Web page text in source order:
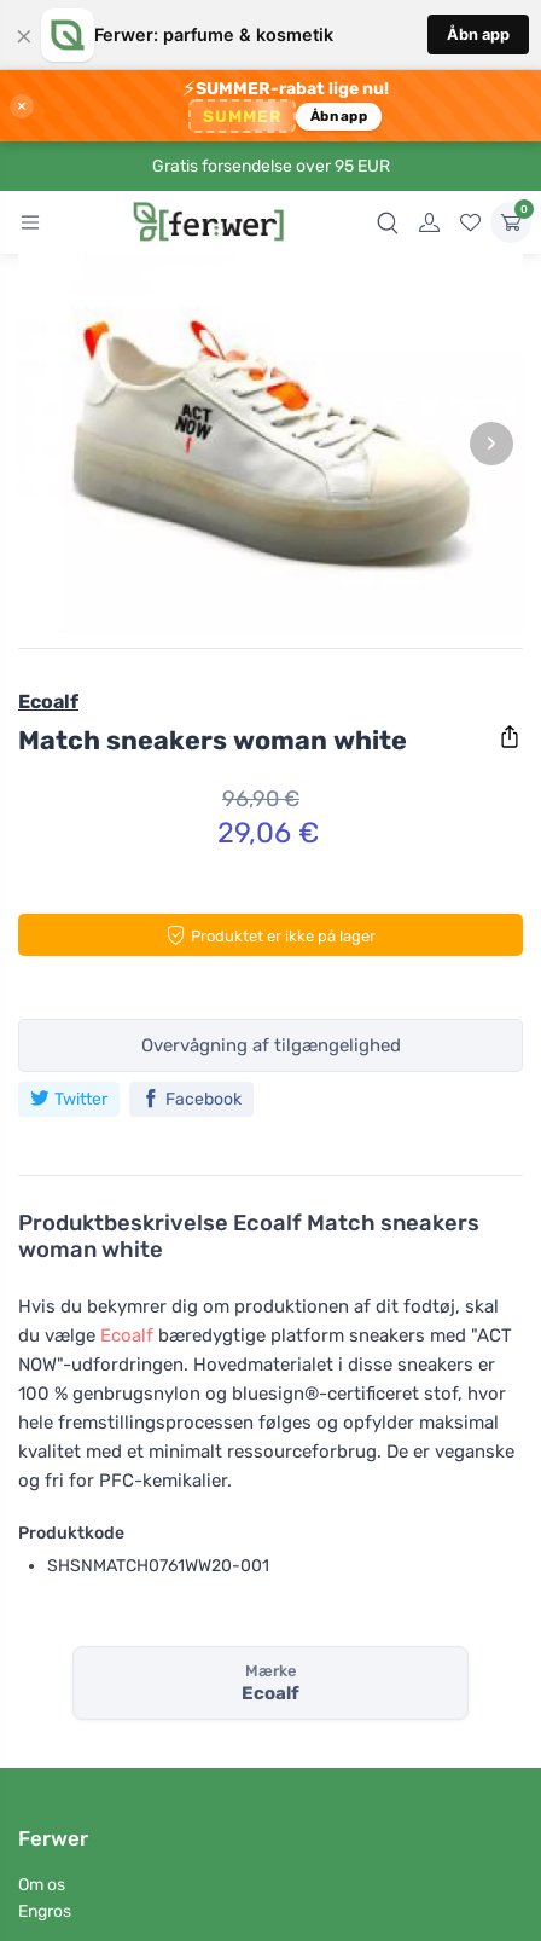
× Ferwer: parfume & kosmetik Åbn app
×
⚡SUMMER-rabat lige nu!
SUMMER Åbn app
Gratis forsendelse over 95 EUR
0
›
Produktbeskrivelse Ecoalf Match sneakers
woman white
Hvis du bekymrer dig om produktionen af dit fodtøj, skal
du vælge Ecoalf bæredygtige platform sneakers med "ACT
NOW"-udfordringen. Hovedmaterialet i disse sneakers er
100 % genbrugsnylon og bluesign®-certificeret stof, hvor
hele fremstillingsprocessen følges og opfylder maksimal
kvalitet med et minimalt ressourceforbrug. De er veganske
og fri for PFC-kemikalier.
Produktkode
SHSNMATCH0761WW20-001
Ecoalf
Match sneakers woman white
96,90 €
29,06 €
Produktet er ikke på lager
Overvågning af tilgængelighed
Twitter Facebook
Mærke
Ecoalf
Ferwer
Om os
Engros